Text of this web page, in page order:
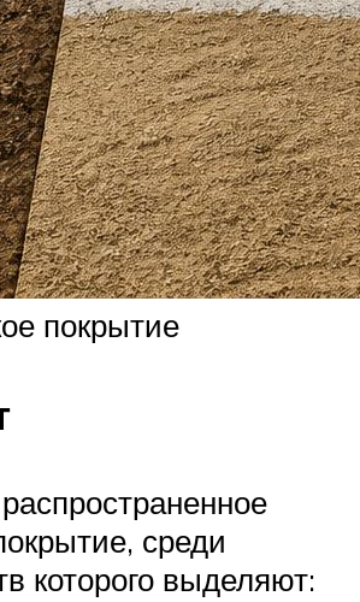
покрытие
среди
которого выделяют: